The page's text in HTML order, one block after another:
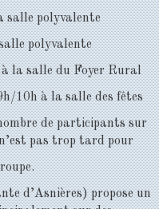
salle polyvalente
polyvalente
la salle du Foyer Rural
10h à la salle des fêtes
de participants sur
pas trop tard pour
d’Asnières) propose un